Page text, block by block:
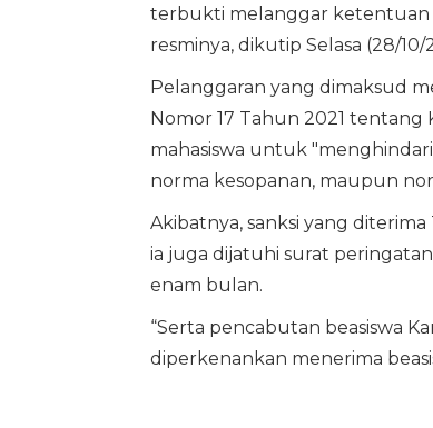
terbukti melanggar ketentuan
resminya, dikutip Selasa (28/10/
Pelanggaran yang dimaksud
Nomor 17 Tahun 2021 tentang
mahasiswa untuk
norma kesopanan, maupun
Akibatnya, sanksi yang diterima
ia juga dijatuhi surat
enam bulan.
“Serta pencabutan beasiswa
diperkenankan menerima